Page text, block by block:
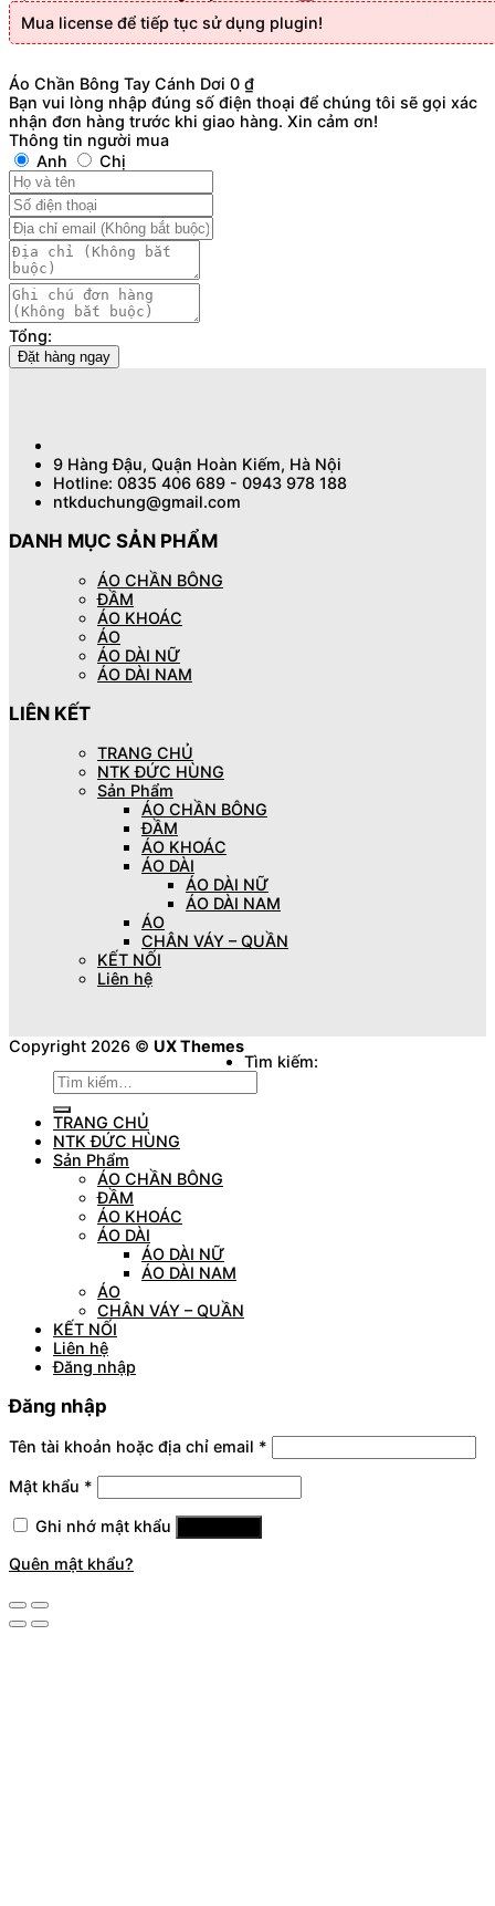
Mua license để tiếp tục sử dụng plugin!
Áo Chần Bông Tay Cánh Dơi 0 ₫
Bạn vui lòng nhập đúng số điện thoại để chúng tôi sẽ gọi xác
nhận đơn hàng trước khi giao hàng. Xin cảm ơn!
Thông tin người mua
Anh
Chị
Tổng:
Đặt hàng ngay
9 Hàng Đậu, Quận Hoàn Kiếm, Hà Nội
Hotline: 0835 406 689 - 0943 978 188
ntkduchung@gmail.com
DANH MỤC SẢN PHẨM
ÁO CHẦN BÔNG
ĐẦM
ÁO KHOÁC
ÁO
ÁO DÀI NỮ
ÁO DÀI NAM
LIÊN KẾT
TRANG CHỦ
NTK ĐỨC HÙNG
Sản Phẩm
ÁO CHẦN BÔNG
ĐẦM
ÁO KHOÁC
ÁO DÀI
ÁO DÀI NỮ
ÁO DÀI NAM
ÁO
CHÂN VÁY – QUẦN
KẾT NỐI
Liên hệ
Copyright 2026 © UX Themes
Tìm kiếm:
TRANG CHỦ
NTK ĐỨC HÙNG
Sản Phẩm
ÁO CHẦN BÔNG
ĐẦM
ÁO KHOÁC
ÁO DÀI
ÁO DÀI NỮ
ÁO DÀI NAM
ÁO
CHÂN VÁY – QUẦN
KẾT NỐI
Liên hệ
Đăng nhập
Đăng nhập
Tên tài khoản hoặc địa chỉ email *
Mật khẩu *
Ghi nhớ mật khẩu
Quên mật khẩu?